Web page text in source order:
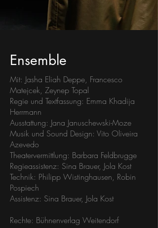
Ensemble
Mit: Jasha Eliah Deppe, Francesco
Matejcek, Zeynep Topal
Regie und Textfassung: Emma Khadija
Herrmann
Ausstattung: Jana Januschewski-Moze
Musik und Sound Design: Vito Oliveira
Azevedo
Theatervermittlung: Barbara Feldbrugge
Regieassistenz: Sina Brauer, Jola Kost
Technik: Philipp Wistinghausen, Robin
Pospiech
Assistenz: Sina Brauer, Jola Kost
Rechte: Bühnenverlag Weitendorf